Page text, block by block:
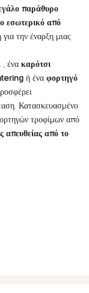
παράθυρο
εσωτερικό από
την έναρξη μιας
, ένα καρότσι
ή ένα φορτηγό
Κατασκευασμένο
τροφίμων από
απευθείας από το